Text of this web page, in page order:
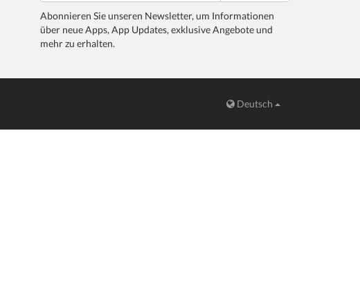
Abonnieren Sie unseren Newsletter, um Informationen
über neue Apps, App Updates, exklusive Angebote und
mehr zu erhalten.
Deutsch